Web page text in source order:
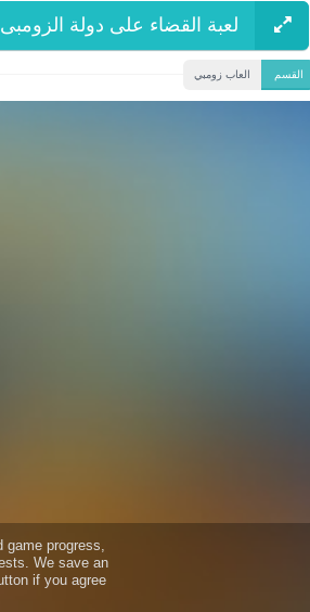
لعبة القضاء على دولة الزومبى
القسم العاب زومبي